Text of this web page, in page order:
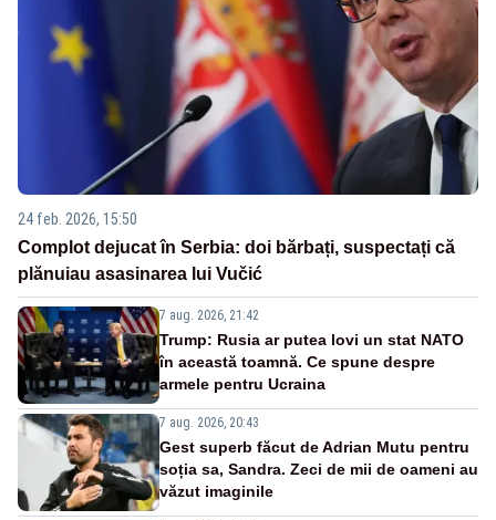
24 feb. 2026, 15:50
Complot dejucat în Serbia: doi bărbați, suspectați că
plănuiau asasinarea lui Vučić
7 aug. 2026, 21:42
Trump: Rusia ar putea lovi un stat NATO
în această toamnă. Ce spune despre
armele pentru Ucraina
7 aug. 2026, 20:43
Gest superb făcut de Adrian Mutu pentru
soția sa, Sandra. Zeci de mii de oameni au
văzut imaginile